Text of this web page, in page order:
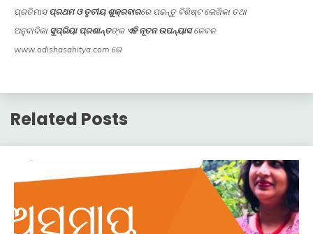
ପ୍ରତିମାସ ପ୍ରଥମ ଓ ତୃତୀୟ ଶୁକ୍ରବାରରେ ପଢନ୍ତୁ ବିଶିଷ୍ଟ ଲେଖିକା ତଥା
ଅନୁବାଦିକା ସୁପ୍ରିୟା ପ୍ରଶାନ୍ତଙ୍କ ଏହି ନୂତନ ଉପନ୍ୟାସକେବଳ
www.odishasahitya.com ରେ
Related Posts